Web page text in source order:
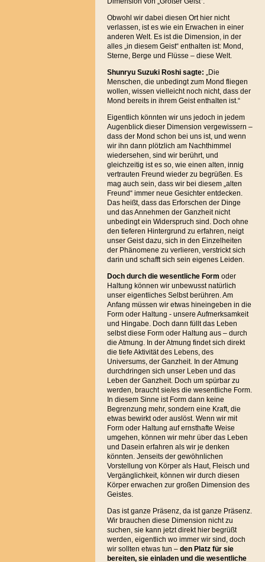
Obwohl wir dabei diesen Ort hier nicht
verlassen, ist es wie ein Erwachen in einer
anderen Welt. Es ist die Dimension, in der
alles „in diesem Geist“ enthalten ist: Mond,
Sterne, Berge und Flüsse – diese Welt.
Shunryu Suzuki Roshi sagte: „Die
Menschen, die unbedingt zum Mond fliegen
wollen, wissen vielleicht noch nicht, dass der
Mond bereits in ihrem Geist enthalten ist.“
Eigentlich könnten wir uns jedoch in jedem
Augenblick dieser Dimension vergewissern –
dass der Mond schon bei uns ist, und wenn
wir ihn dann plötzlich am Nachthimmel
wiedersehen, sind wir berührt, und
gleichzeitig ist es so, wie einen alten, innig
vertrauten Freund wieder zu begrüßen. Es
mag auch sein, dass wir bei diesem „alten
Freund“ immer neue Gesichter entdecken.
Das heißt, dass das Erforschen der Dinge
und das Annehmen der Ganzheit nicht
unbedingt ein Widerspruch sind. Doch ohne
den tieferen Hintergrund zu erfahren, neigt
unser Geist dazu, sich in den Einzelheiten
der Phänomene zu verlieren, verstrickt sich
darin und schafft sich sein eigenes Leiden.
Doch durch die wesentliche Form oder
Haltung können wir unbewusst natürlich
unser eigentliches Selbst berühren. Am
Anfang müssen wir etwas hineingeben in die
Form oder Haltung - unsere Aufmerksamkeit
und Hingabe. Doch dann füllt das Leben
selbst diese Form oder Haltung aus – durch
die Atmung. In der Atmung findet sich direkt
die tiefe Aktivität des Lebens, des
Universums, der Ganzheit. In der Atmung
durchdringen sich unser Leben und das
Leben der Ganzheit. Doch um spürbar zu
werden, braucht sie/es die wesentliche Form.
In diesem Sinne ist Form dann keine
Begrenzung mehr, sondern eine Kraft, die
etwas bewirkt oder auslöst. Wenn wir mit
Form oder Haltung auf ernsthafte Weise
umgehen, können wir mehr über das Leben
und Dasein erfahren als wir je denken
könnten. Jenseits der gewöhnlichen
Vorstellung von Körper als Haut, Fleisch und
Vergänglichkeit, können wir durch diesen
Körper erwachen zur großen Dimension des
Geistes.
Das ist ganze Präsenz, da ist ganze Präsenz.
Wir brauchen diese Dimension nicht zu
suchen, sie kann jetzt direkt hier begrüßt
werden, eigentlich wo immer wir sind, doch
wir sollten etwas tun – den Platz für sie
bereiten, sie einladen und die wesentliche